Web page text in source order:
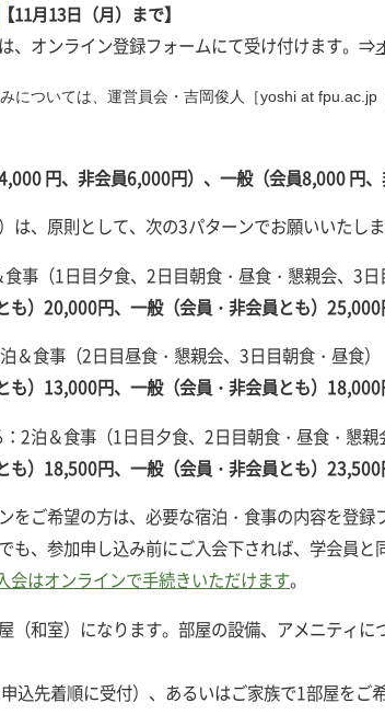
【11月13日（月）まで】
、オンライン登録フォームにて受け付けます。⇒
については、運営員会・吉岡俊人［yoshi at fpu.ac.jp
円、非会員6,000円）、一般（会員8,000 円、
は、原則として、次の3パターンでお願いいたしま
事（1日目夕食、2日目朝食・昼食・懇親会、3日
も）20,000円、一般（会員・非会員とも）25,000
＆食事（2日目昼食・懇親会、3日目朝食・昼食）
も）13,000円、一般（会員・非会員とも）18,000
2泊＆食事（1日目夕食、2日目朝食・昼食・懇親
も）18,500円、一般（会員・非会員とも）23,500
をご希望の方は、必要な宿泊・食事の内容を登録
も、参加申し込み前にご入会下されば、学会員
会はオンラインで手続きいただけます。
（和室）になります。部屋の設備、アメニティに
込先着順に受付）、あるいはご家族で1部屋をご